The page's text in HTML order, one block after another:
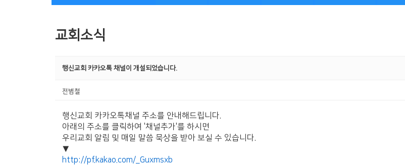
교회소식
행신교회 카카오톡 채널이 개설되었습니다.
전범철
행신교회 카카오톡채널 주소를 안내해드립니다.
아래의 주소를 클릭하여 '채널추가'를 하시면
우리교회 알림 및 매일 말씀 묵상을 받아 보실 수 있습니다.
▼
http://pf.kakao.com/_Guxmsxb